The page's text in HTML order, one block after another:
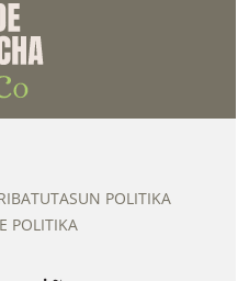
POLITIKA
POLITIKA